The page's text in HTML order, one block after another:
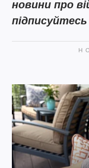
новини про